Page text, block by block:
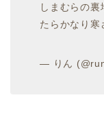
しまむらの
たらかなり寒
— りん